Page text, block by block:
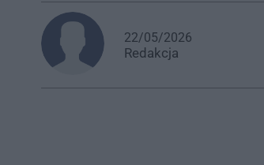
22/05/2026
Redakcja